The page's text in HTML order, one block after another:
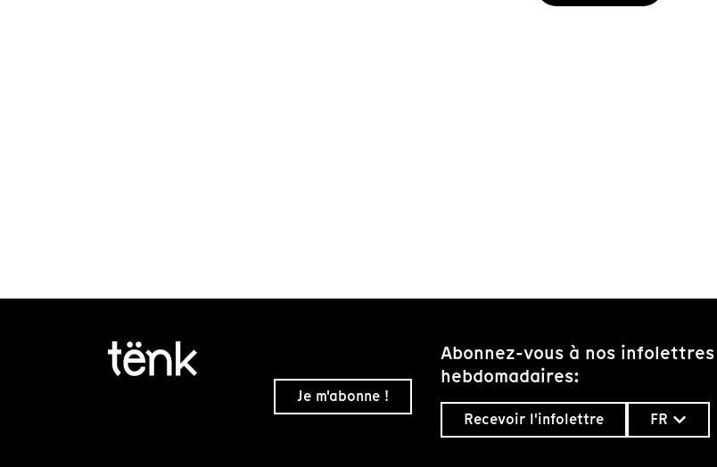
Je m'abonne !
Abonnez-vous à nos infolettres
hebdomadaires:
Recevoir l'infolettre FR